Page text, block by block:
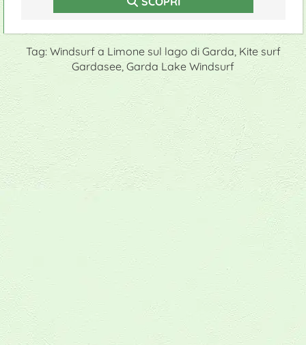
Tag: Windsurf a Limone sul lago di Garda, Kite surf
Gardasee, Garda Lake Windsurf